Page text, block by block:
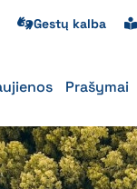
Gestų kalba
Prašymai